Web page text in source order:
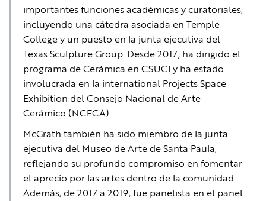
importantes funciones académicas y curatoriales,
incluyendo una cátedra asociada en Temple
College y un puesto en la junta ejecutiva del
Texas Sculpture Group. Desde 2017, ha dirigido el
programa de Cerámica en CSUCI y ha estado
involucrada en la international Projects Space
Exhibition del Consejo Nacional de Arte
Cerámico (NCECA).
McGrath también ha sido miembro de la junta
ejecutiva del Museo de Arte de Santa Paula,
reflejando su profundo compromiso en fomentar
el aprecio por las artes dentro de la comunidad.
Además, de 2017 a 2019, fue panelista en el panel